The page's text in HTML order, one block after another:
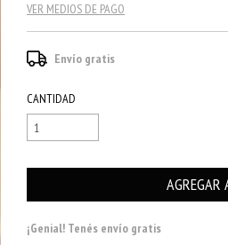
VER MEDIOS DE PAGO
Envío gratis
CANTIDAD
¡Genial! Tenés envío gratis